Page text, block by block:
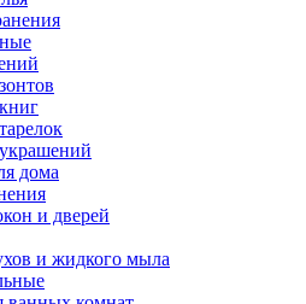
дома
и дверей
и жидкого мыла